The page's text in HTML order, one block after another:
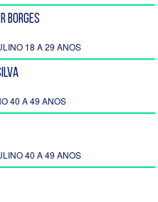
BORGES
18 A 29 ANOS
40 A 49 ANOS
40 A 49 ANOS